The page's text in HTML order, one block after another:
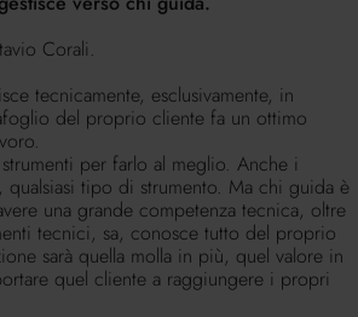
Corali.
tecnicamente, esclusivamente, in
del proprio cliente fa un ottimo
per farlo al meglio. Anche i
tipo di strumento. Ma chi guida è
una grande competenza tecnica, oltre
tecnici, sa, conosce tutto del proprio
sarà quella molla in più, quel valore in
quel cliente a raggiungere i propri